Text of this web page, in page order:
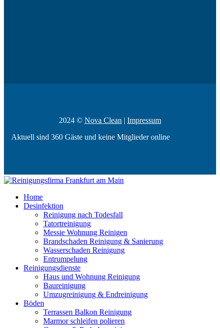
2024 © Nova Clean | Impressum
Aktuell sind 360 Gäste und keine Mitglieder online
Home
Desinfektion
Reinigung nach Todesfall
Tatortreinigung
Messie Wohnung Reinigen
Brandschaden Reinigung & Sanierung
Wasserschaden Reinigung
Entrumpelung
Reinigungsdienste
Haus und Wohnung Reinigung
Baureinigung
Umzugreinigung & Endreinigung
Böden
Terrassen Balkon Reinigung
Marmor schleifen polieren